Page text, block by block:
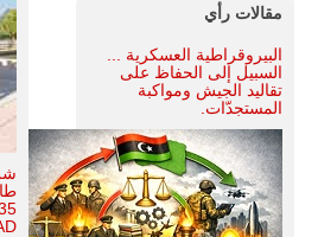
مقالات رأي
البيروقراطية العسكرية ...
السبيل إلى الحفاظ على
تقاليد الجيش ومواكبة
المستجدّات.